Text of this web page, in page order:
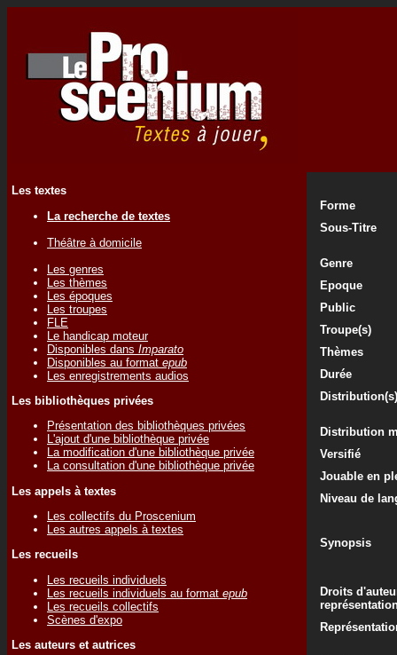
Les textes
La recherche de textes
Théâtre à domicile
Les genres
Les thèmes
Les époques
Les troupes
FLE
Le handicap moteur
Disponibles dans Imparato
Disponibles au format epub
Les enregistrements audios
Les bibliothèques privées
Présentation des bibliothèques privées
L'ajout d'une bibliothèque privée
La modification d'une bibliothèque privée
La consultation d'une bibliothèque privée
Les appels à textes
Les collectifs du Proscenium
Les autres appels à textes
Les recueils
Les recueils individuels
Les recueils individuels au format epub
Les recueils collectifs
Scènes d'expo
Les auteurs et autrices
Forme
Sous-Titre
Genre
Epoque
Public
Troupe(s)
Thèmes
Durée
Distribution(s)
Distribution
Versifié
Jouable en
Niveau de
Synopsis
Droits